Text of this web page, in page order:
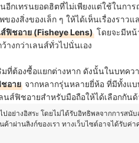
อีกเทรนยอดฮิตที่ไม่เพียงแต่ใช้ในก
องสิ่งของเล็ก ๆ ให้ได้เห็นเรื่องราว
ฟิชอาย (Fisheye Lens) โดยจะมีห
างกว่าเลนส์ทั่วไปนั่นเอง
มที่ต้องซื้อแยกต่างหาก ดังนั้นในบทคว
อาย จากหลากรุ่นหลายยี่ห้อ ที่มีทั้งแ
นส์ฟิชอายสำหรับมือถือให้ได้เลือกกันด้
อย่างอิสระ โดยไม่ได้รับอิทธิพลจากการสนั
าผ่านลิงก์ของเรา ทางเว็บไซต์อาจได้รับค่